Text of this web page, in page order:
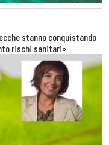
stanno conquistando
rischi sanitari»